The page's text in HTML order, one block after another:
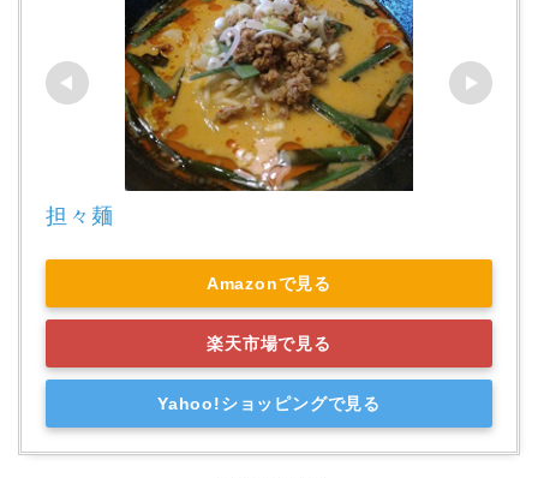
担々麺
Amazonで見る
楽天市場で見る
Yahoo!ショッピングで見る